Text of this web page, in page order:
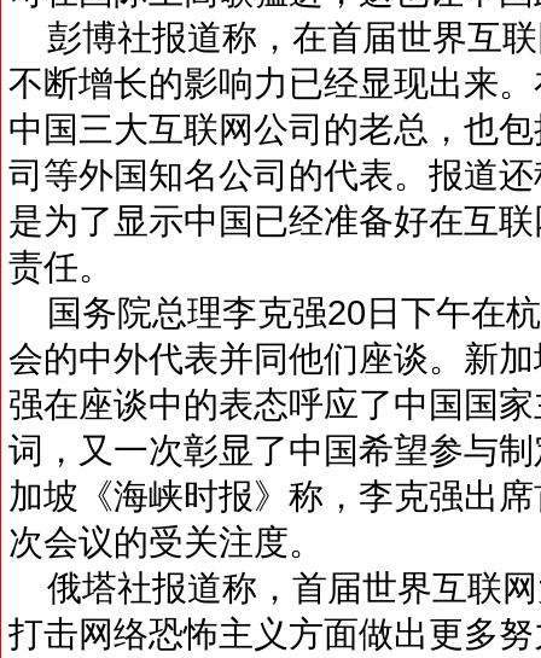
彭博社报道称，在首届世界互
不断增长的影响力已经显现出来
中国三大互联网公司的老总，也
司等外国知名公司的代表。报道
是为了显示中国已经准备好在互
责任。
国务院总理李克强20日下午在
会的中外代表并同他们座谈。新
强在座谈中的表态呼应了中国国
词，又一次彰显了中国希望参与
加坡《海峡时报》称，李克强出
次会议的受关注度。
俄塔社报道称，首届世界互联
打击网络恐怖主义方面做出更多